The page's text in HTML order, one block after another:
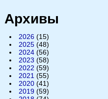
Архивы
2026 (15)
2025 (48)
2024 (56)
2023 (58)
2022 (59)
2021 (55)
2020 (41)
2019 (59)